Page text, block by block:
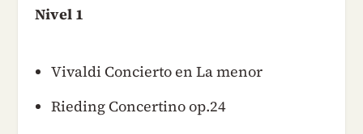
Nivel 1
Vivaldi Concierto en La menor
Rieding Concertino op.24